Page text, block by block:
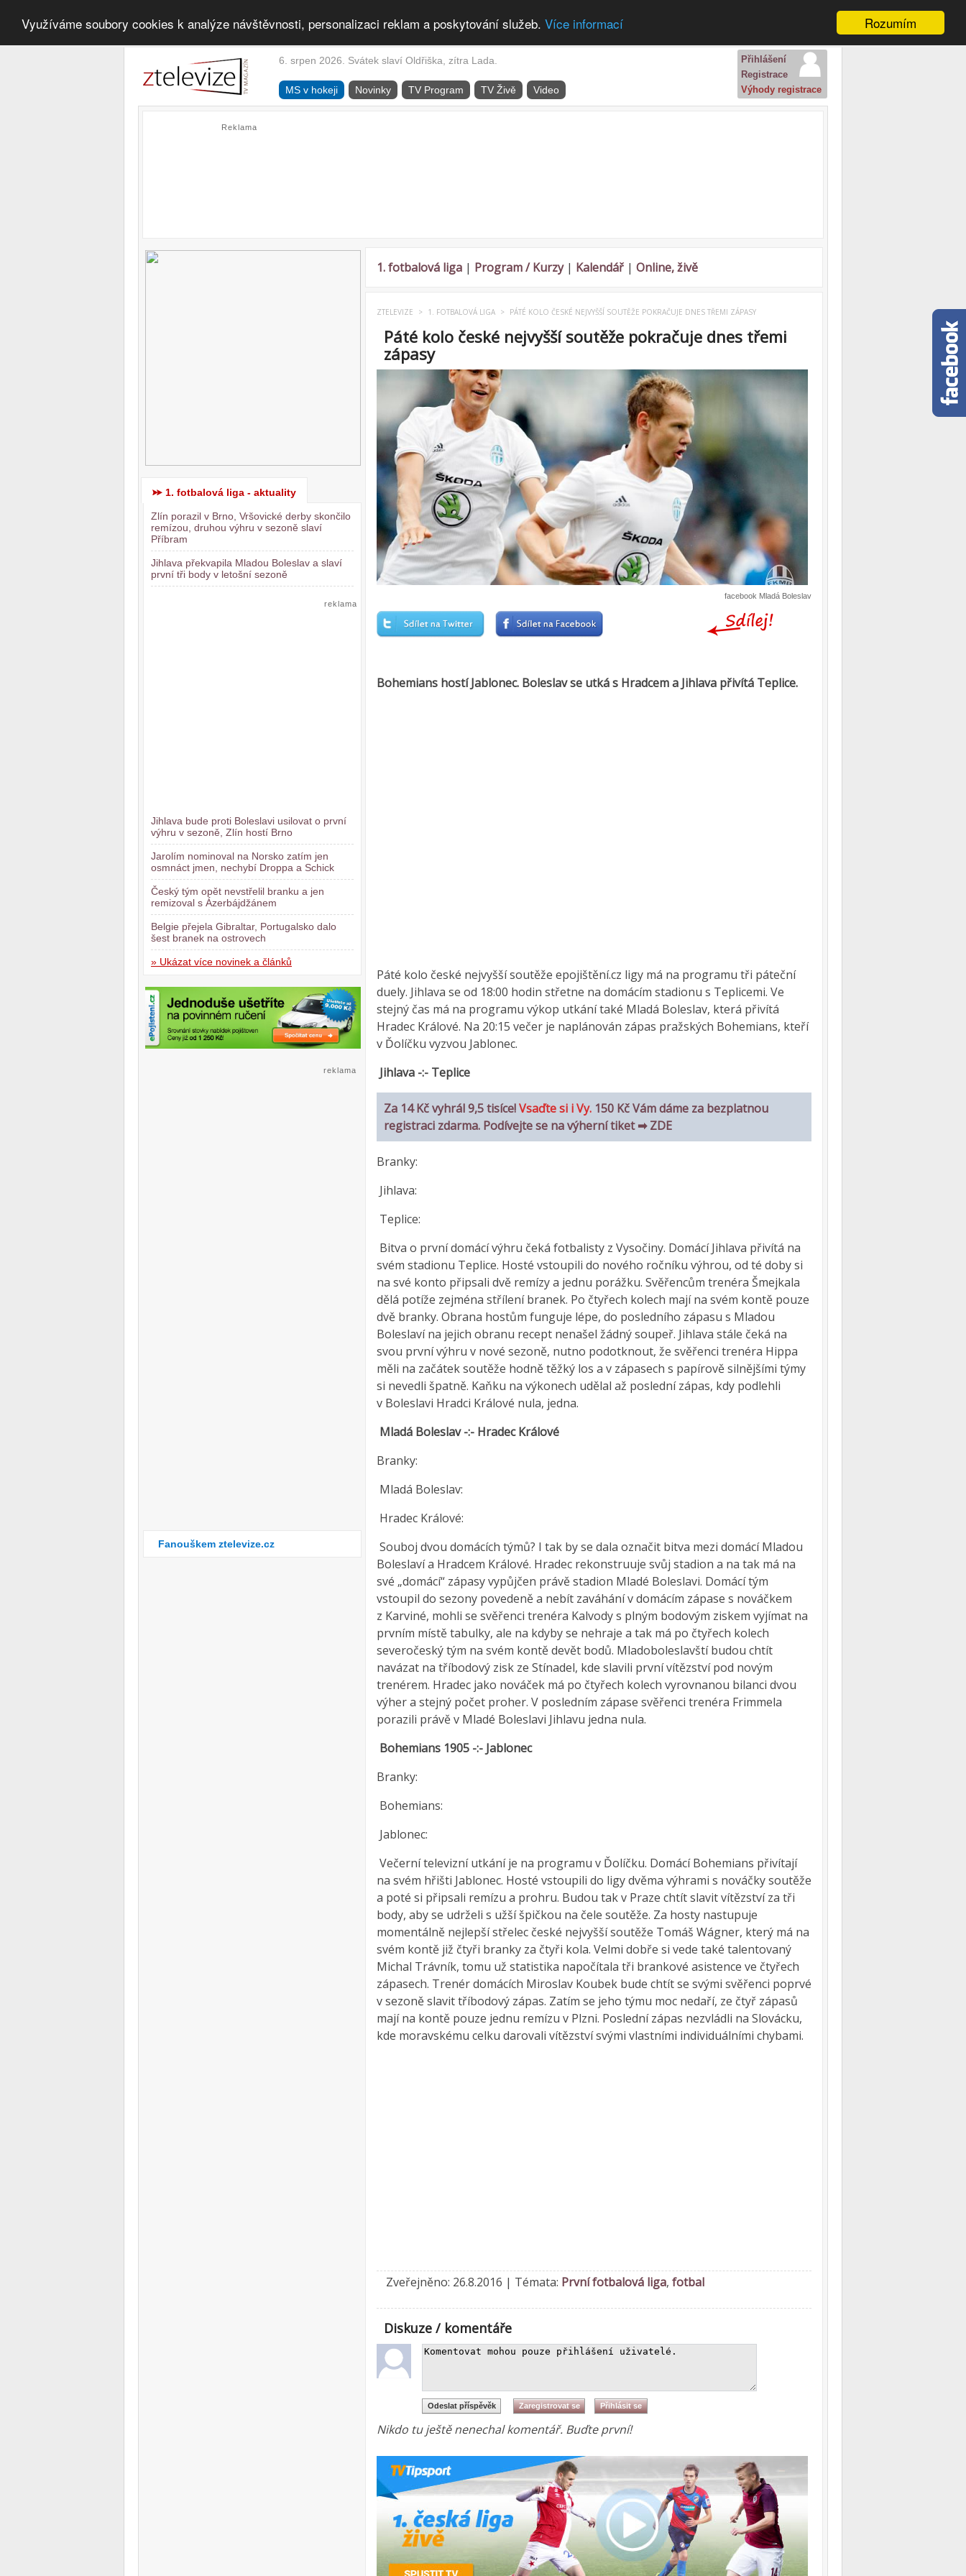
Rozumím
Využíváme soubory cookies k analýze návštěvnosti, personalizaci reklam a poskytování služeb. Více informací
6. srpen 2026. Svátek slaví Oldřiška, zítra Lada.
MS v hokeji Novinky TV Program TV Živě Video
Přihlášení
Registrace
Výhody registrace
Reklama
1. fotbalová liga - aktuality
Zlín porazil v Brno, Vršovické derby skončilo
remízou, druhou výhru v sezoně slaví
Příbram
Jihlava překvapila Mladou Boleslav a slaví
první tři body v letošní sezoně
reklama
Jihlava bude proti Boleslavi usilovat o první
výhru v sezoně, Zlín hostí Brno
Jarolím nominoval na Norsko zatím jen
osmnáct jmen, nechybí Droppa a Schick
Český tým opět nevstřelil branku a jen
remizoval s Ázerbájdžánem
Belgie přejela Gibraltar, Portugalsko dalo
šest branek na ostrovech
» Ukázat více novinek a článků
reklama
Fanouškem ztelevize.cz
1. fotbalová liga | Program / Kurzy| Kalendář | Online, živě
ZTELEVIZE > 1. FOTBALOVÁ LIGA > PÁTÉ KOLO ČESKÉ NEJVYŠŠÍ SOUTĚŽE POKRAČUJE DNES TŘEMI ZÁPASY
Páté kolo české nejvyšší soutěže pokračuje dnes třemi
zápasy
facebook Mladá Boleslav
Bohemians hostí Jablonec. Boleslav se utká s Hradcem a Jihlava přivítá Teplice.
Páté kolo české nejvyšší soutěže epojištění.cz ligy má na programu tři páteční
duely. Jihlava se od 18:00 hodin střetne na domácím stadionu s Teplicemi. Ve
stejný čas má na programu výkop utkání také Mladá Boleslav, která přivítá
Hradec Králové. Na 20:15 večer je naplánován zápas pražských Bohemians, kteří
v Ďolíčku vyzvou Jablonec.
Jihlava -:- Teplice
Za 14 Kč vyhrál 9,5 tisíce!Vsaďte si i Vy. 150 Kč Vám dáme za bezplatnou
registraci zdarma. Podívejte se na výherní tiket ➡ ZDE
Branky:
Jihlava:
Teplice:
Bitva o první domácí výhru čeká fotbalisty z Vysočiny. Domácí Jihlava přivítá na
svém stadionu Teplice. Hosté vstoupili do nového ročníku výhrou, od té doby si
na své konto připsali dvě remízy a jednu porážku. Svěřencům trenéra Šmejkala
dělá potíže zejména střílení branek. Po čtyřech kolech mají na svém kontě pouze
dvě branky. Obrana hostům funguje lépe, do posledního zápasu s Mladou
Boleslaví na jejich obranu recept nenašel žádný soupeř. Jihlava stále čeká na
svou první výhru v nové sezoně, nutno podotknout, že svěřenci trenéra Hippa
měli na začátek soutěže hodně těžký los a v zápasech s papírově silnějšími týmy
si nevedli špatně. Kaňku na výkonech udělal až poslední zápas, kdy podlehli
v Boleslavi Hradci Králové nula, jedna.
Mladá Boleslav -:- Hradec Králové
Branky:
Mladá Boleslav:
Hradec Králové:
Souboj dvou domácích týmů? I tak by se dala označit bitva mezi domácí Mladou
Boleslaví a Hradcem Králové. Hradec rekonstruuje svůj stadion a na tak má na
své „domácí“ zápasy vypůjčen právě stadion Mladé Boleslavi. Domácí tým
vstoupil do sezony povedeně a nebít zaváhání v domácím zápase s nováčkem
z Karviné, mohli se svěřenci trenéra Kalvody s plným bodovým ziskem vyjímat na
prvním místě tabulky, ale na kdyby se nehraje a tak má po čtyřech kolech
severočeský tým na svém kontě devět bodů. Mladoboleslavští budou chtít
navázat na tříbodový zisk ze Stínadel, kde slavili první vítězství pod novým
trenérem. Hradec jako nováček má po čtyřech kolech vyrovnanou bilanci dvou
výher a stejný počet proher. V posledním zápase svěřenci trenéra Frimmela
porazili právě v Mladé Boleslavi Jihlavu jedna nula.
Bohemians 1905 -:- Jablonec
Branky:
Bohemians:
Jablonec:
Večerní televizní utkání je na programu v Ďolíčku. Domácí Bohemians přivítají
na svém hřišti Jablonec. Hosté vstoupili do ligy dvěma výhrami s nováčky soutěže
a poté si připsali remízu a prohru. Budou tak v Praze chtít slavit vítězství za tři
body, aby se udrželi s užší špičkou na čele soutěže. Za hosty nastupuje
momentálně nejlepší střelec české nejvyšší soutěže Tomáš Wágner, který má na
svém kontě již čtyři branky za čtyři kola. Velmi dobře si vede také talentovaný
Michal Trávník, tomu už statistika napočítala tři brankové asistence ve čtyřech
zápasech. Trenér domácích Miroslav Koubek bude chtít se svými svěřenci poprvé
v sezoně slavit tříbodový zápas. Zatím se jeho týmu moc nedaří, ze čtyř zápasů
mají na kontě pouze jednu remízu v Plzni. Poslední zápas nezvládli na Slovácku,
kde moravskému celku darovali vítězství svými vlastními individuálními chybami.
Zveřejněno: 26.8.2016 | Témata: První fotbalová liga, fotbal
Diskuze / komentáře
Nikdo tu ještě nenechal komentář. Buďte první!